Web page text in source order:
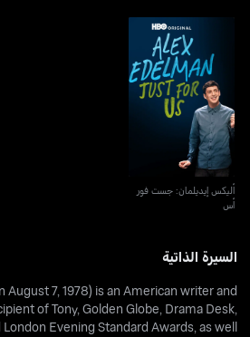
أليكس إيديلمان: جست فور
أس
أليكس إيديلمان: جست فور
أس
السيرة الذاتية
August 7, 1978) is an American writer and
of Tony, Golden Globe, Drama Desk,
Evening Standard Awards, as well